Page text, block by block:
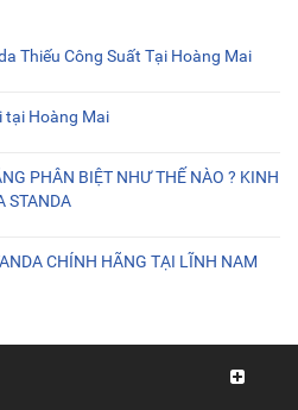
Thiếu Công Suất Tại Hoàng Mai
tại Hoàng Mai
PHÂN BIỆT NHƯ THẾ NÀO ? KINH
STANDA
CHÍNH HÃNG TẠI LĨNH NAM